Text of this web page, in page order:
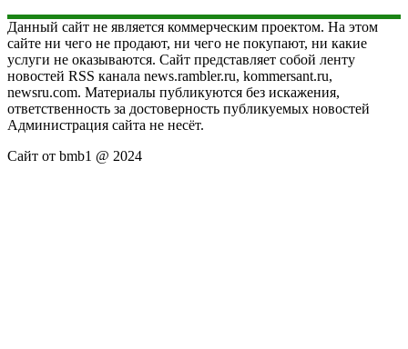
Данный сайт не является коммерческим проектом. На этом
сайте ни чего не продают, ни чего не покупают, ни какие
услуги не оказываются. Сайт представляет собой ленту
новостей RSS канала news.rambler.ru, kommersant.ru,
newsru.com. Материалы публикуются без искажения,
ответственность за достоверность публикуемых новостей
Администрация сайта не несёт.
Сайт от bmb1 @ 2024